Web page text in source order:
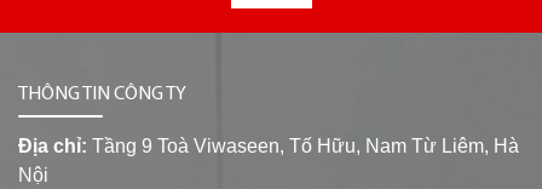
THÔNG TIN CÔNG TY
Địa chỉ: Tầng 9 Toà Viwaseen, Tố Hữu, Nam Từ Liêm, Hà
Nội